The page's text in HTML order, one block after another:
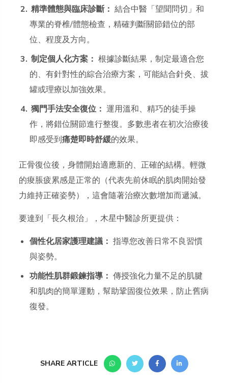
精準體態與臨床診斷： 結合中醫「望聞問切」和
專業的脊椎/體態檢查，精確判斷關節錯位的部
位、程度及方向。
制定個人化方案： 根據診斷結果，制定最適合您
的、有針對性的綜合治療方案，可能結合針灸、拔
罐或理療以加強效果。
獨門手法安全復位： 運用溫和、精巧的徒手操
作，將錯位關節進行整復。多數患者在初次治療後
即感受到痛楚即時舒緩的效果。
正骨復位後，身體開始適應新的、正確的結構。輕微
的痠脹疲累感是正常的（代表先前休眠的肌肉開始發
力維持正確姿勢），這會隨著治療次數增加而遞減。
要達到「長久根治」，木星中醫診所更提供：
個性化居家護理建議： 指導您改善日常不良習慣
與姿勢。
功能性肌群鍛鍊指導： 傳授強化力量不足的肌腱
和肌肉的簡單運動，幫助鞏固復位效果，防止舊病
復發。
SHARE ARTICLE